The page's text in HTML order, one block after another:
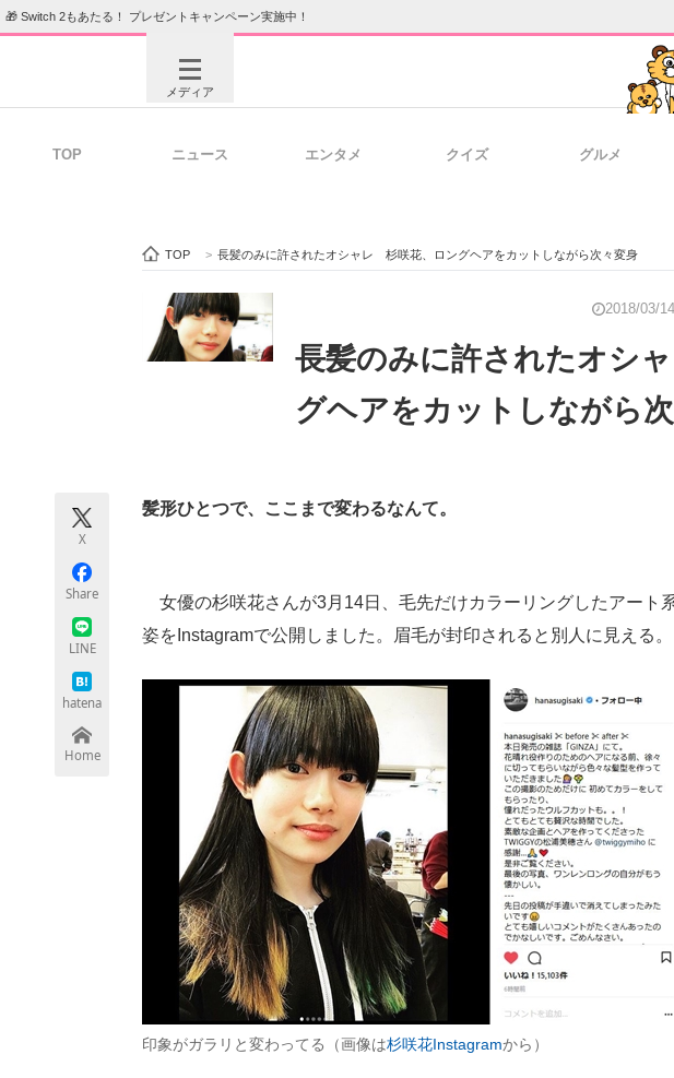
🎁 Switch 2もあたる！ プレゼントキャンペーン実施中！
メディア
ビジネスと働き方のヒント
ITエンジニア向け専門サイト 企業向けIT製品の総合サイト
モノづくり技術者専門サイト エレクトロニクス専門サイト
ちょっと気になるネットの話題
TOP ニュース エンタメ クイズ グルメ
TOP > 長髪のみに許されたオシャレ 杉咲花、ロングヘアをカットしながら次々変身
2018/03/
長髪のみに許されたオシ
グヘアをカットしながら
X
Share
LINE
hatena
Home
髪形ひとつで、ここまで変わるなんて。
女優の杉咲花さんが3月14日、毛先だけカラーリングしたアート
姿をInstagramで公開しました。眉毛が封印されると別人に見える。
印象がガラリと変わってる（画像は杉咲花Instagramから）